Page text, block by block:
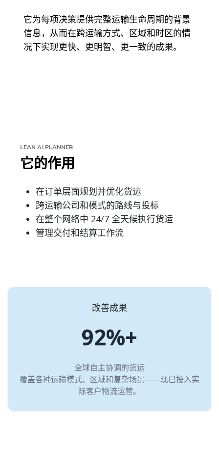
它为每项决策提供完整运输生命周期的背景
信息，从而在跨运输方式、区域和时区的情
况下实现更快、更明智、更一致的成果。
LEAN AI PLANNER
它的作用
在订单层面规划并优化货运
跨运输公司和模式的路线与投标
在整个网络中 24/7 全天候执行货运
管理交付和结算工作流
改善成果
92%+
全球自主协调的货运
覆盖各种运输模式、区域和复杂场景——现已投入实
际客户物流运营。